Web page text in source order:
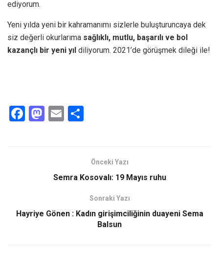
ediyorum.
Yeni yılda yeni bir kahramanımı sizlerle buluşturuncaya dek
siz değerli okurlarıma sağlıklı, mutlu, başarılı ve bol
kazançlı bir yeni yıl diliyorum. 2021’de görüşmek dileği ile!
F
k
M
n
E
Önceki Yazı
Semra Kosovalı: 19 Mayıs ruhu
Sonraki Yazı
Hayriye Gönen : Kadın girişimciliğinin duayeni Sema
Balsun